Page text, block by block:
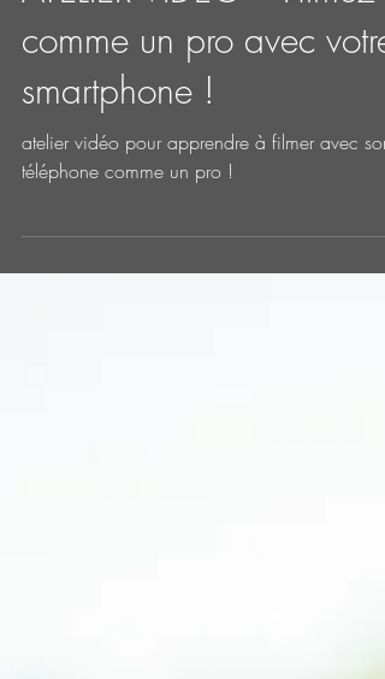
ATELIER VIDÉO – Filmez
comme un pro avec votre
smartphone !
téléphone comme un pro !